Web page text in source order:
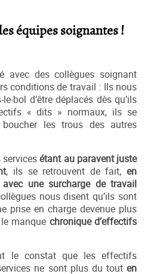
équipes soignantes !
avec des collègues soignant
conditions de travail : Ils nous
bol d’être déplacés dès qu’ils
« dits » normaux, ils se
les trous des autres
servicesétant au paravent juste
, ils se retrouvent de fait, en
une surcharge de travail
nous disent qu’ils sont
prise en charge devenue plus
manque chronique d’effectifs
le constat que les effectifs
ne sont plus du tout en